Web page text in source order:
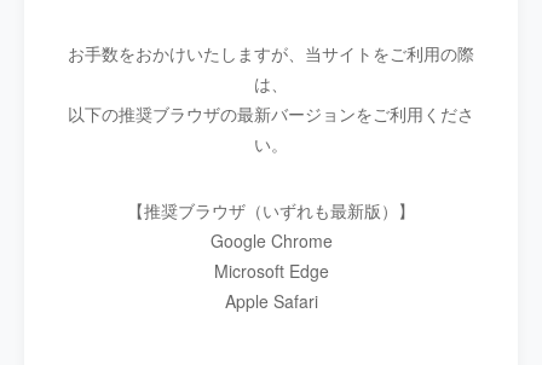
お手数をおかけいたしますが、当サイトをご利用の際
は、
以下の推奨ブラウザの最新バージョンをご利用くださ
い。
【推奨ブラウザ（いずれも最新版）】
Google Chrome
Microsoft Edge
Apple Safari